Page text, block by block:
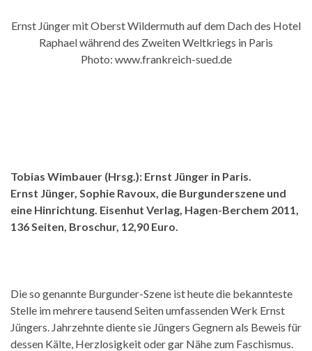
Ernst Jünger mit Oberst Wildermuth auf dem Dach des Hotel
Raphael während des Zweiten Weltkriegs in Paris
Photo: www.frankreich-sued.de
Tobias Wimbauer (Hrsg.): Ernst Jünger in Paris.
Ernst Jünger, Sophie Ravoux, die Burgunderszene und
eine Hinrichtung. Eisenhut Verlag, Hagen-Berchem 2011,
136 Seiten, Broschur, 12,90 Euro.
Die so genannte Burgunder-Szene ist heute die bekannteste
Stelle im mehrere tausend Seiten umfassenden Werk Ernst
Jüngers. Jahrzehnte diente sie Jüngers Gegnern als Beweis für
dessen Kälte, Herzlosigkeit oder gar Nähe zum Faschismus.